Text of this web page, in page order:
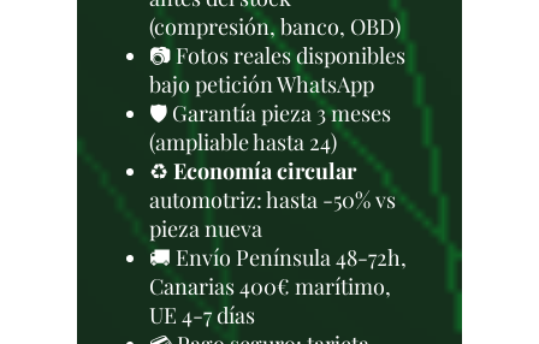
(compresión, banco, OBD)
📷 Fotos reales disponibles
bajo petición WhatsApp
🛡️ Garantía pieza 3 meses
(ampliable hasta 24)
♻️ Economía circular
automotriz: hasta -50% vs
pieza nueva
🚚 Envío Península 48-72h,
Canarias 400€ marítimo,
UE 4-7 días